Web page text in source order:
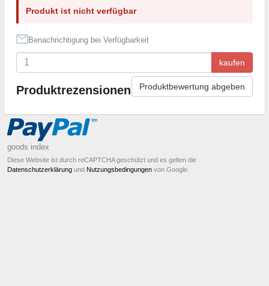
Produkt ist nicht verfügbar
Benachrichtigung bei Verfügbarkeit
kaufen
Produktrezensionen Produktbewertung abgeben
goods index
Diese Website ist durch reCAPTCHA geschützt und es gelten die
Datenschutzerklärung und Nutzungsbedingungen von Google.